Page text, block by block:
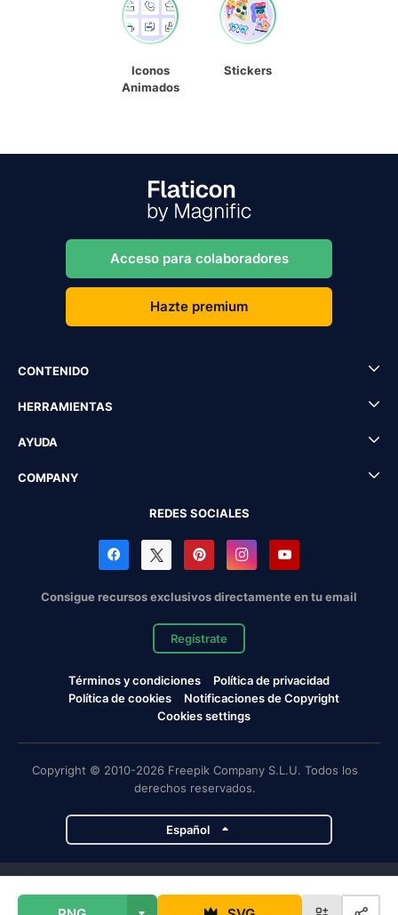
Iconos
Animados
Stickers
Acceso para colaboradores
Hazte premium
CONTENIDO
HERRAMIENTAS
AYUDA
COMPANY
REDES SOCIALES
Consigue recursos exclusivos directamente en tu email
Regístrate
Términos y condiciones
Política de privacidad
Política de cookies
Notificaciones de Copyright
Cookies settings
Copyright © 2010-2026 Freepik Company S.L.U. Todos los
derechos reservados.
Español